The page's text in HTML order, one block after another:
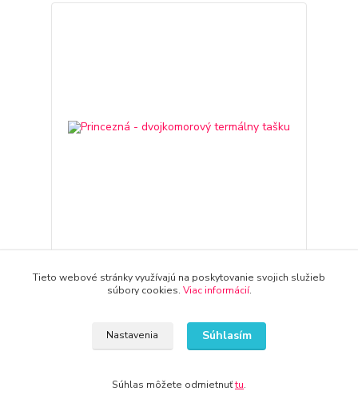
Princezná - dvojkomorový termálny tašku
49,81 €
Pridať do košíka
Tieto webové stránky využívajú na poskytovanie svojich služieb
súbory cookies. Viac informácií.
Nastavenia Súhlasím
Súhlas môžete odmietnuťtu.